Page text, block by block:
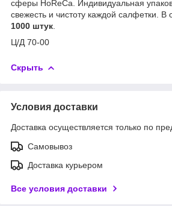
сферы HoReCa. Индивидуальная
свежесть и чистоту каждой салфетки.
1000 штук
Ц/Д 70-00
Скрыть
Условия доставки
Доставка осуществляется только по
Самовывоз
Доставка курьером
Все условия доставки